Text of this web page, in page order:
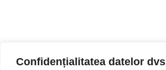
Confidențialitatea datelor